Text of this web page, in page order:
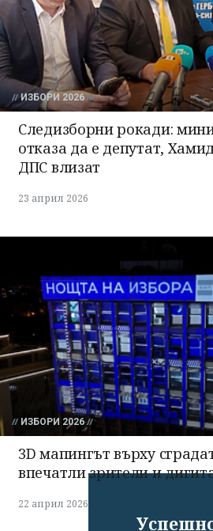
ИЗБОРИ 2026
Следизборни рокади:
отказа да е депутат,
ДПС влизат
23 април 2026
ИЗБОРИ 2026
3D мапингът върху
впечатли зрители и
22 април 2026